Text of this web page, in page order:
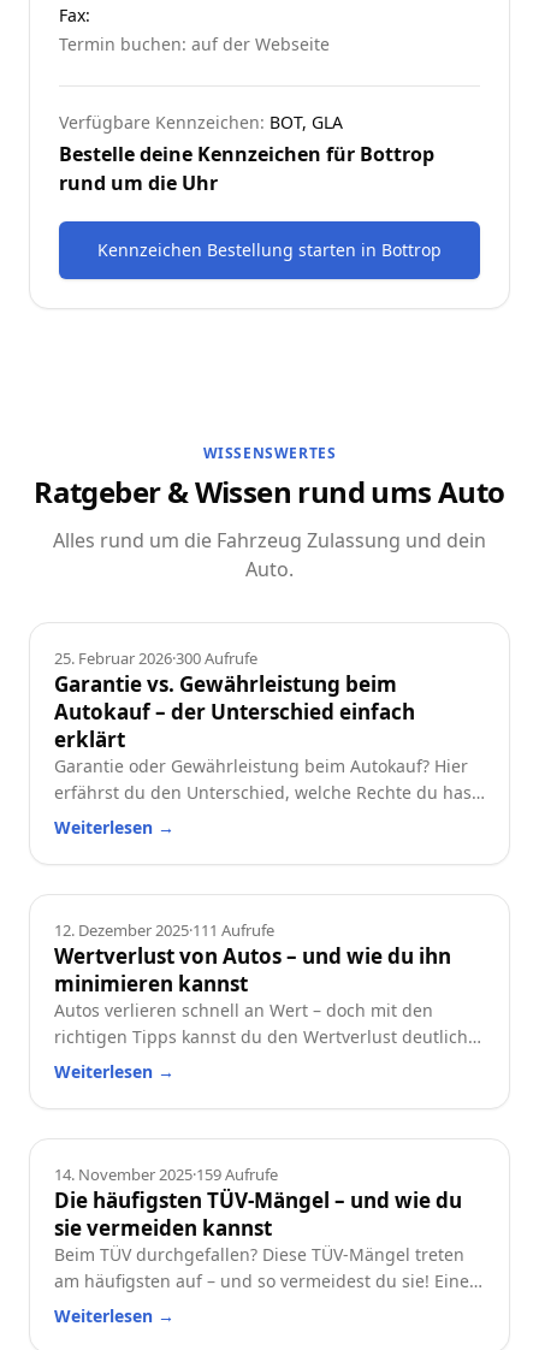
Fax:
Termin buchen: auf der Webseite
Verfügbare Kennzeichen: BOT, GLA
Bestelle deine Kennzeichen für Bottrop
rund um die Uhr
Kennzeichen Bestellung starten in Bottrop
WISSENSWERTES
Ratgeber & Wissen rund ums Auto
Alles rund um die Fahrzeug Zulassung und dein
Auto.
Ratgeber
25. Februar 2026·300Aufrufe
Garantie vs. Gewährleistung beim
Autokauf – der Unterschied einfach
erklärt
Garantie oder Gewährleistung beim Autokauf? Hier
erfährst du den Unterschied, welche Rechte du hast
und worauf du beim Neu- oder Gebrauchtwagen
Weiterlesen →
Ratgeber
12. Dezember 2025·111 Aufrufe
Wertverlust von Autos – und wie du ihn
minimieren kannst
Autos verlieren schnell an Wert – doch mit den
richtigen Tipps kannst du den Wertverlust deutlich
reduzieren. Erfahre, welche Faktoren besonders
wertstabil hältst.
Weiterlesen →
Ratgeber
14. November 2025·159Aufrufe
Die häufigsten TÜV-Mängel – und wie du
sie vermeiden kannst
Beim TÜV durchgefallen? Diese TÜV-Mängel treten
am häufigsten auf – und so vermeidest du sie! Eine
praktische Checkliste für alle Autofahrer.
Weiterlesen →